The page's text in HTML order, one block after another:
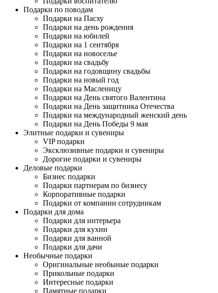
Подарки по поводам
Подарки на Пасху
Подарки на день рождения
Подарки на юбилей
Подарки на 1 сентября
Подарки на новоселье
Подарки на свадьбу
Подарки на годовщину свадьбы
Подарки на новый год
Подарки на Масленицу
Подарки на День святого Валентина
Подарки на День защитника Отечества
Подарки на международный женский день
Подарки на День Победы 9 мая
Элитные подарки и сувениры
VIP подарки
Эксклюзивные подарки и сувениры
Дорогие подарки и сувениры
Деловые подарки
Бизнес подарки
Подарки партнерам по бизнесу
Корпоративные подарки
Подарки от компании сотрудникам
Подарки для дома
Подарки для интерьера
Подарки для кухни
Подарки для ванной
Подарки для дачи
Необычные подарки
Оригинальные необыные подарки
Прикольные подарки
Интересные подарки
Памятные подарки